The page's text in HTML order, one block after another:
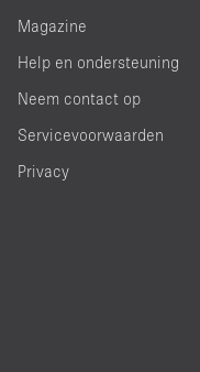
Magazine
Help en ondersteuning
Neem contact op
Servicevoorwaarden
Privacy